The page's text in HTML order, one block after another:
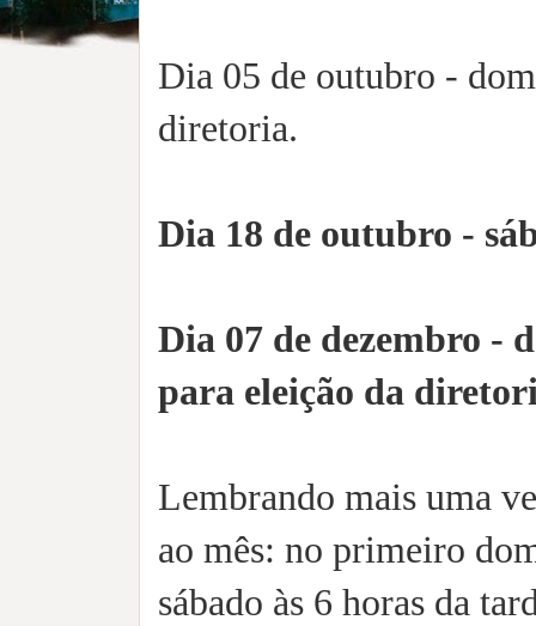
Dia 05 de outubro -
diretoria.
Dia 18 de outubro -
Dia 07 de dezembro -
para eleição da
Lembrando mais uma
ao mês: no primeiro
sábado às 6 horas da